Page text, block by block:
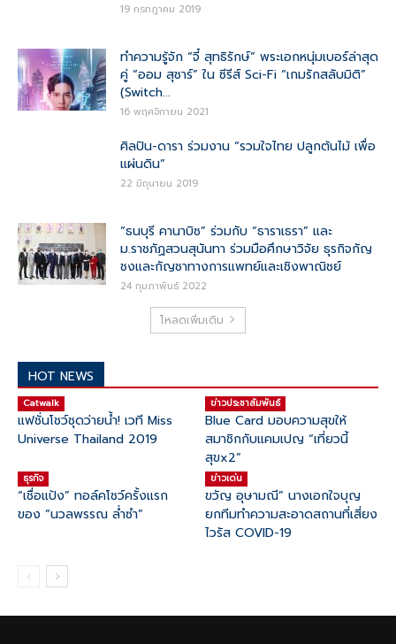
19 กรกฎาคม 2019
ทำความรู้จัก “จี๋ สุทธิรักษ์” พระเอกหนุ่มเบอร์ล่าสุด
คู่ “ออม สุชาร์” ใน ซีรีส์ Sci-Fi “เกมรักสลับมิติ”
(Switch...
16 พฤศจิกายน 2021
ศิลปิน-ดารา ร่วมงาน “รวมใจไทย ปลูกต้นไม้ เพื่อ
แผ่นดิน”
22 มิถุนายน 2019
“ธนบุรี คานาบิซ” ร่วมกับ “ธาราเธรา” และ
ม.ราชภัฏสวนสุนันทา ร่วมมือศึกษาวิจัย ธุรกิจกัญ
ชงและกัญชาทางการแพทย์และเชิงพาณิชย์
24 กุมภาพันธ์ 2022
โหลดเพิ่มเติม
HOT NEWS
Catwalk
แฟชั่นโชว์ชุดว่ายน้ำ! เวที Miss
Universe Thailand 2019
ข่าวประชาสัมพันธ์
Blue Card มอบความสุขให้
สมาชิกกับแคมเปญ “เที่ยวนี้
สุขx2”
ธุรกิจ
“เชื่อแป้ง” ทอล์คโชว์ครั้งแรก
ของ “นวลพรรณ ล่ำซำ”
ข่าวเด่น
ขวัญ อุษามณี” นางเอกใจบุญ
ยกทีมทำความสะอาดสถานที่เสี่ยง
ไวรัส COVID-19